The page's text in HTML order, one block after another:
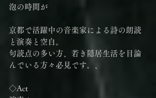
泡の時間が
京都で活躍中の音楽家による詩の朗読
と演奏と空白。
句読点の多い方、若き隠居生活を目論
んでいる方々必見です。、
◇Act